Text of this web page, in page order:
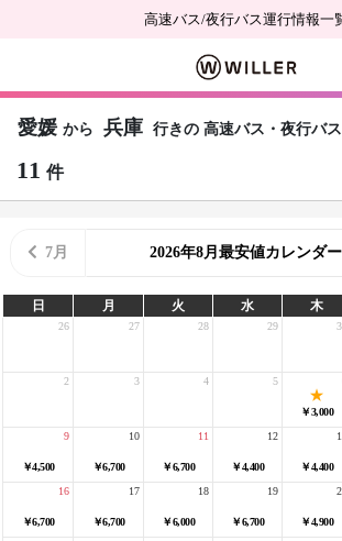
高速バス/夜行バス運行情報一
愛媛 から 兵庫 行きの 高速バス・夜行バス
11 件
7月 2026年8月最安値カレンダー
日 月 火 水 木
26 27 28 29
2 3 4 5
￥3,000
￥4,500
9
￥6,700
10
￥6,700
11
￥4,400
12
￥4,400
￥6,700
16
￥6,700
17
￥6,000
18
￥6,700
19
￥4,900